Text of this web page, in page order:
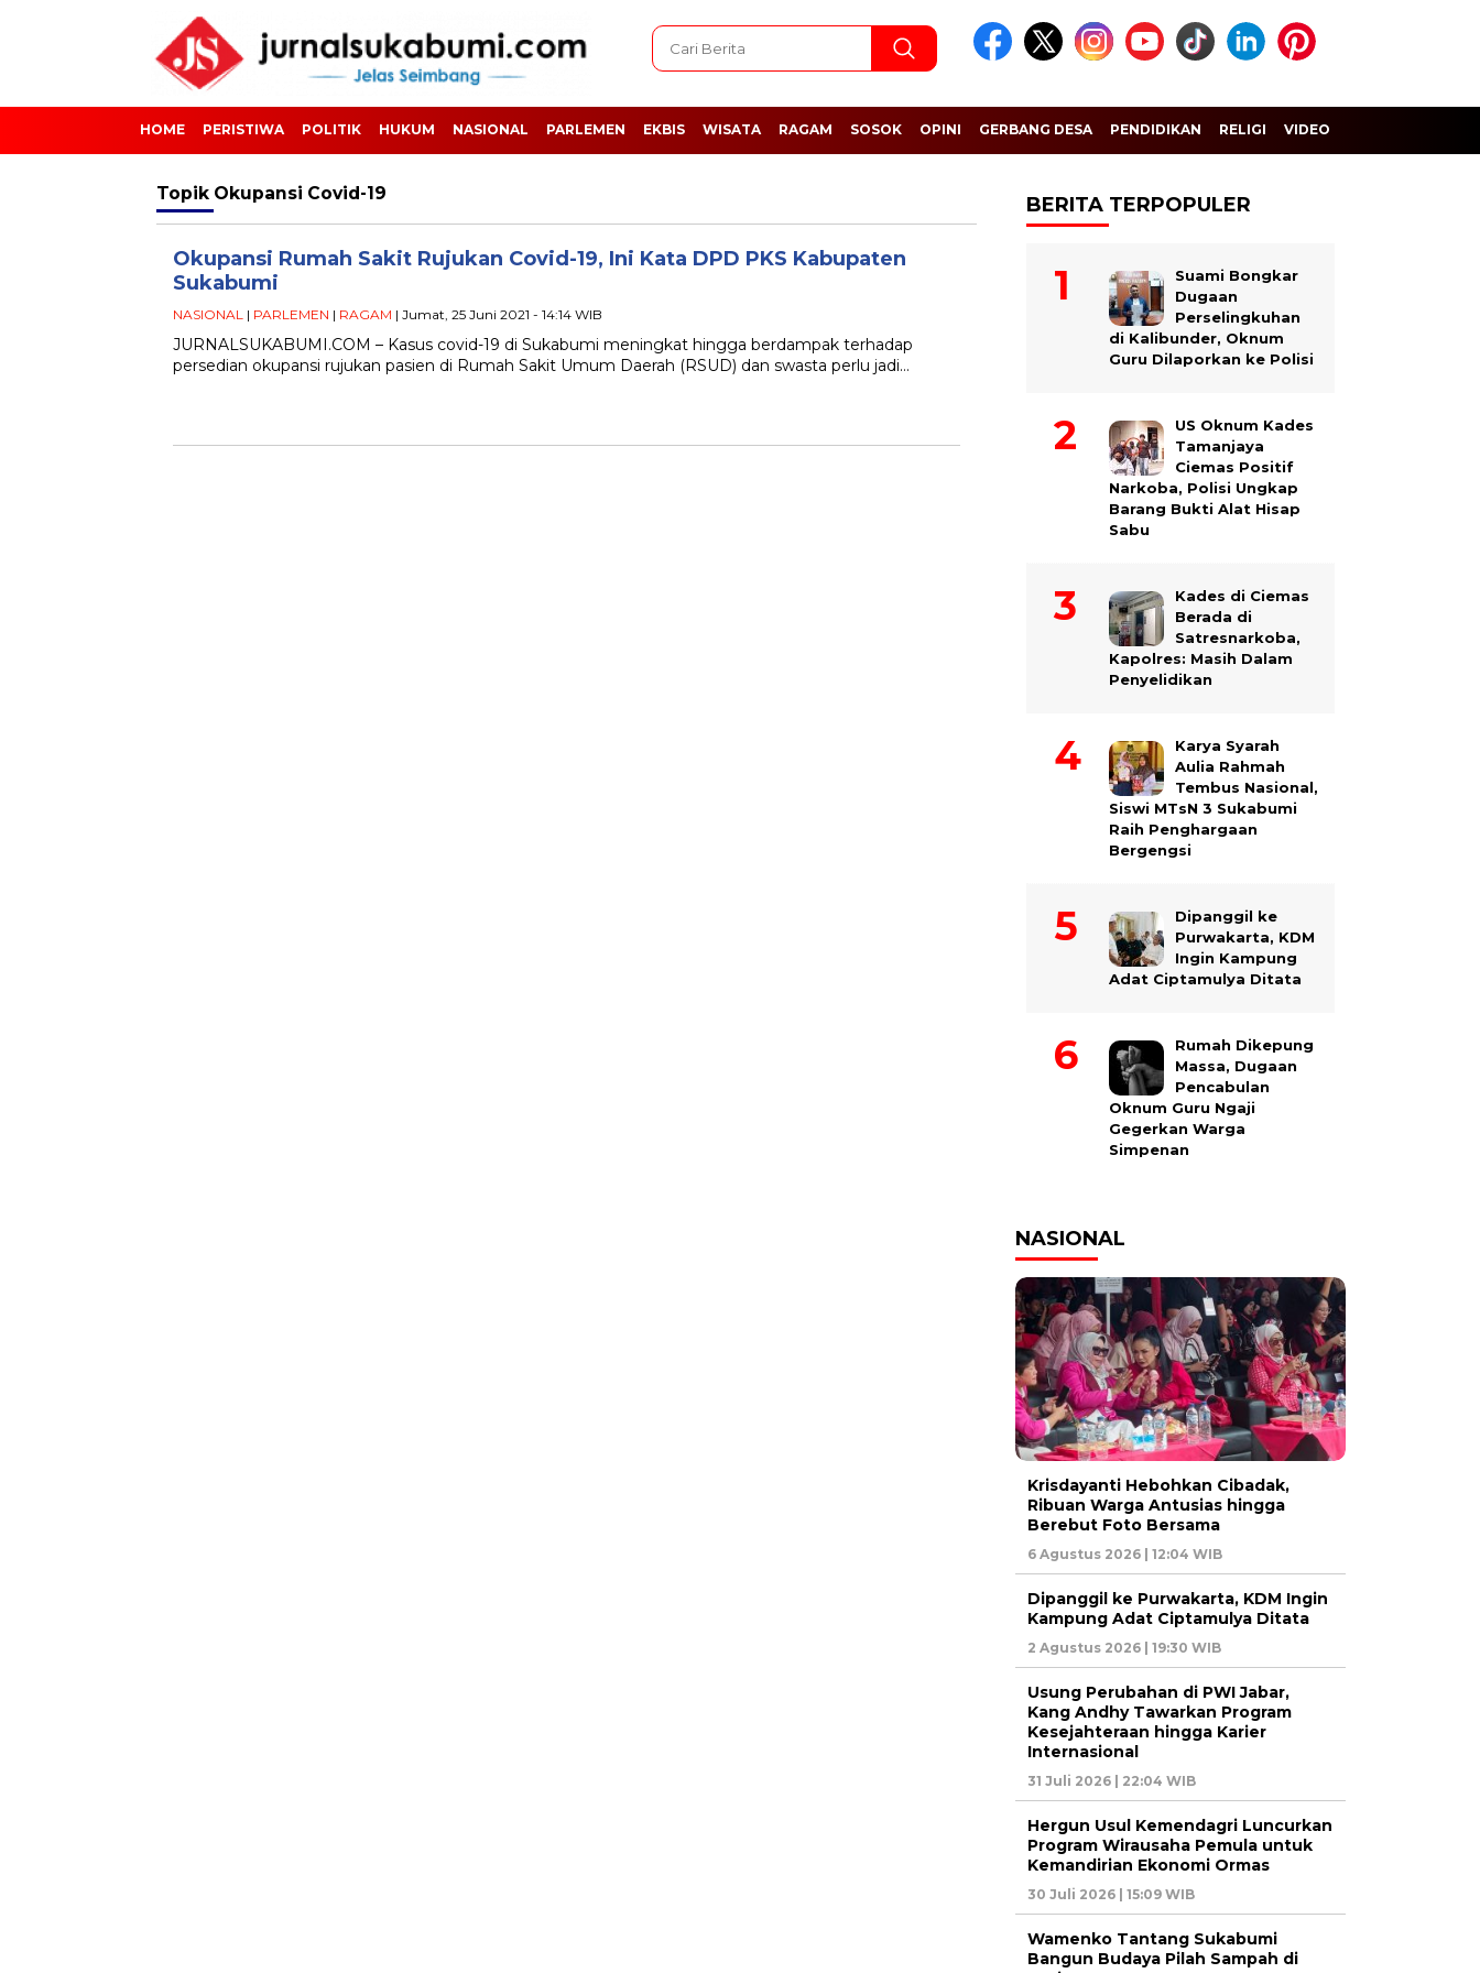
HOME PERISTIWA POLITIK HUKUM NASIONAL PARLEMEN EKBIS WISATA RAGAM SOSOK OPINI GERBANG DESA PENDIDIKAN RELIGI VIDEO
Topik Okupansi Covid-19
Okupansi Rumah Sakit Rujukan Covid-19, Ini Kata DPD PKS Kabupaten
Sukabumi
NASIONAL | PARLEMEN | RAGAM | Jumat, 25 Juni 2021 - 14:14 WIB
JURNALSUKABUMI.COM – Kasus covid-19 di Sukabumi meningkat hingga berdampak terhadap
persedian okupansi rujukan pasien di Rumah Sakit Umum Daerah (RSUD) dan swasta perlu jadi…
BERITA TERPOPULER
Suami Bongkar
Dugaan
Perselingkuhan
di Kalibunder, Oknum
Guru Dilaporkan ke Polisi
US Oknum Kades
Tamanjaya
Ciemas Positif
Narkoba, Polisi Ungkap
Barang Bukti Alat Hisap
Sabu
Kades di Ciemas
Berada di
Satresnarkoba,
Kapolres: Masih Dalam
Penyelidikan
Karya Syarah
Aulia Rahmah
Tembus Nasional,
Siswi MTsN 3 Sukabumi
Raih Penghargaan
Bergengsi
Dipanggil ke
Purwakarta, KDM
Ingin Kampung
Adat Ciptamulya Ditata
Rumah Dikepung
Massa, Dugaan
Pencabulan
Oknum Guru Ngaji
Gegerkan Warga
Simpenan
NASIONAL
Krisdayanti Hebohkan Cibadak,
Ribuan Warga Antusias hingga
Berebut Foto Bersama
6 Agustus 2026 | 12:04 WIB
Dipanggil ke Purwakarta, KDM Ingin
Kampung Adat Ciptamulya Ditata
2 Agustus 2026 | 19:30 WIB
Usung Perubahan di PWI Jabar,
Kang Andhy Tawarkan Program
Kesejahteraan hingga Karier
Internasional
31 Juli 2026 | 22:04 WIB
Hergun Usul Kemendagri Luncurkan
Program Wirausaha Pemula untuk
Kemandirian Ekonomi Ormas
30 Juli 2026 | 15:09 WIB
Wamenko Tantang Sukabumi
Bangun Budaya Pilah Sampah di